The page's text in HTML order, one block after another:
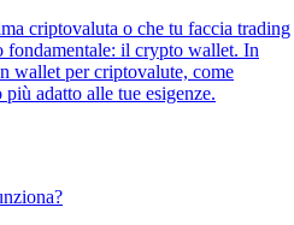
criptovaluta o che tu faccia trading
fondamentale: il crypto wallet. In
wallet per criptovalute, come
adatto alle tue esigenze.